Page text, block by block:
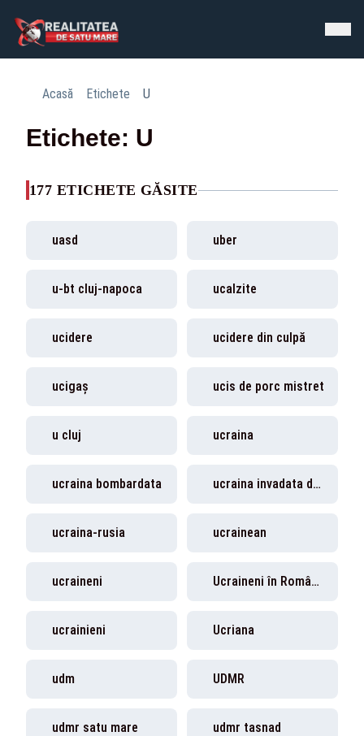
Acasă Etichete U
Etichete: U
177 ETICHETE GĂSITE
uasd uber
u-bt cluj-napoca ucalzite
ucidere ucidere din culpă
ucigaș ucis de porc mistret
u cluj ucraina
ucraina bombardata ucraina invadata de rusia
ucraina-rusia ucrainean
ucraineni Ucraineni în România
ucrainieni Ucriana
udm UDMR
udmr satu mare udmr tasnad